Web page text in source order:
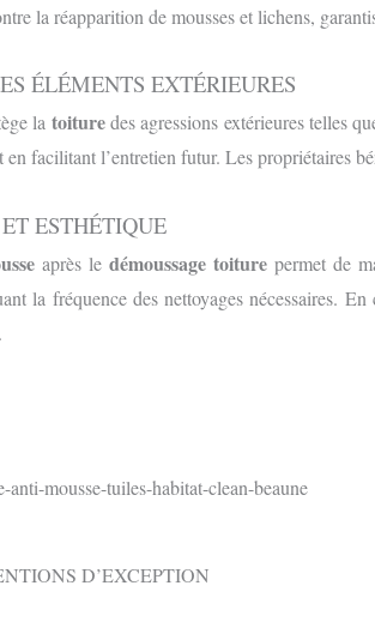
la réapparition de mousses et lichens,
ÉLÉMENTS EXTÉRIEURES
la toituredes agressions extérieures telles
en facilitant l’entretien futur. Les propriétaires
ESTHÉTIQUE
après le démoussage toiture permet de
la fréquence des nettoyages nécessaires.
.
D’EXCEPTION